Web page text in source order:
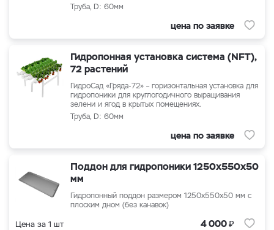
Труба, D: 60мм
цена по заявке
Гидропонная установка система (NFT),
72 растений
ГидроСад «Гряда-72» – горизонтальная установка для
гидропоники для круглогодичного выращивания
зелени и ягод в крытых помещениях.
Труба, D: 60мм
цена по заявке
Поддон для гидропоники 1250х550х50
мм
Гидропонный поддон размером 1250х550х50 мм с
плоским дном (без канавок)
Цена за 1 шт 4 000₽